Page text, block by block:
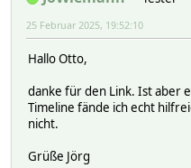
25 Februar 2025, 19:52:10
Hallo Otto,
danke für den Link. Ist aber
Timeline fände ich echt
nicht.
Grüße Jörg